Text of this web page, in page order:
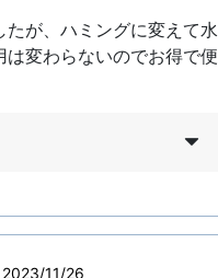
が、ハミングに変えて水
変わらないのでお得で便
11/26